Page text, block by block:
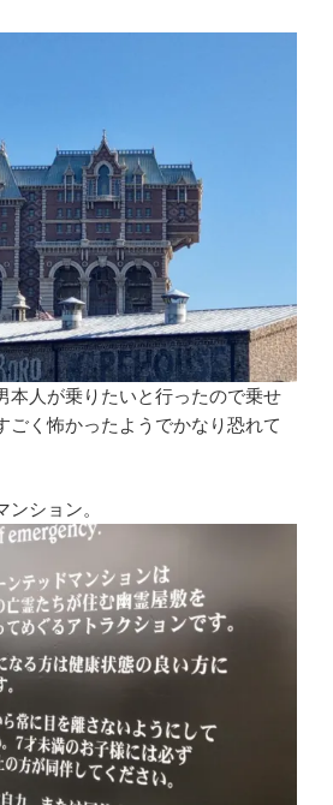
本人が乗りたいと行ったので乗せ
ごく怖かったようでかなり恐れて
ション。